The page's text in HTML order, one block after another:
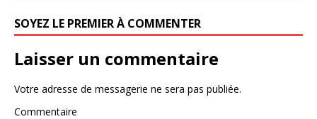
SOYEZ LE PREMIER À COMMENTER
Laisser un commentaire
Votre adresse de messagerie ne sera pas publiée.
Commentaire